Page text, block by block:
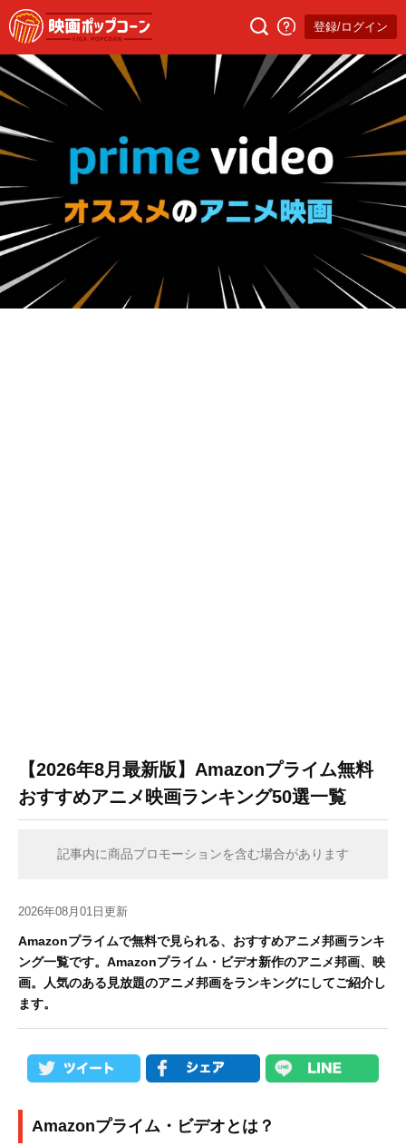
登録/ログイン
【2026年8月最新版】Amazonプライム無料
おすすめアニメ映画ランキング50選一覧
記事内に商品プロモーションを含む場合があります
2026年08月01日更新
Amazonプライムで無料で見られる、おすすめアニメ邦画ランキ
ング一覧です。Amazonプライム・ビデオ新作のアニメ邦画、映
画。人気のある見放題のアニメ邦画をランキングにしてご紹介し
ます。
Amazonプライム・ビデオとは？